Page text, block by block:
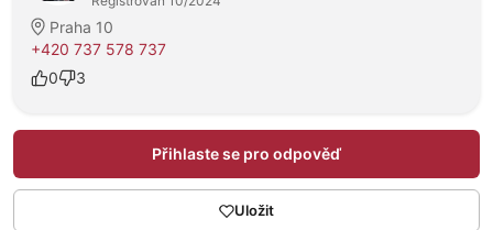
Praha 10
+420 737 578 737
0
3
Přihlaste se pro odpověď
Uložit